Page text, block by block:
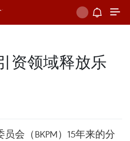
资领域释放乐
会（BKPM）15年来的分